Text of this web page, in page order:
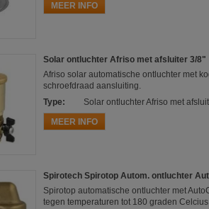
MEER INFO
Solar ontluchter Afriso met afsluiter 3/8"
Afriso solar automatische ontluchter met
schroefdraad aansluiting.
Type:
Solar ontluchter Afriso met
MEER INFO
Spirotech Spirotop Autom. ontluchter
Spirotop automatische ontluchter met
tegen temperaturen tot 180 graden